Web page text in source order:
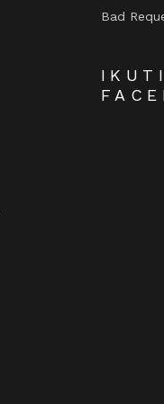
Bad